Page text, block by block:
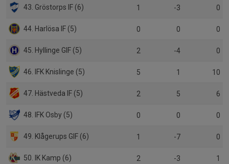
43. Gröstorps IF (6) 1 -3 0
44. Harlösa IF (5) 0 0 0
45. Hyllinge GIF (5) 2 -4 0
46. IFK Knislinge (5) 5 1 10
47. Hästveda IF (5) 2 5 6
48. IFK Osby (5) 0 0 0
49. Klågerups GIF (6) 1 -7 0
50. IK Kamp (6) 2 -3 1